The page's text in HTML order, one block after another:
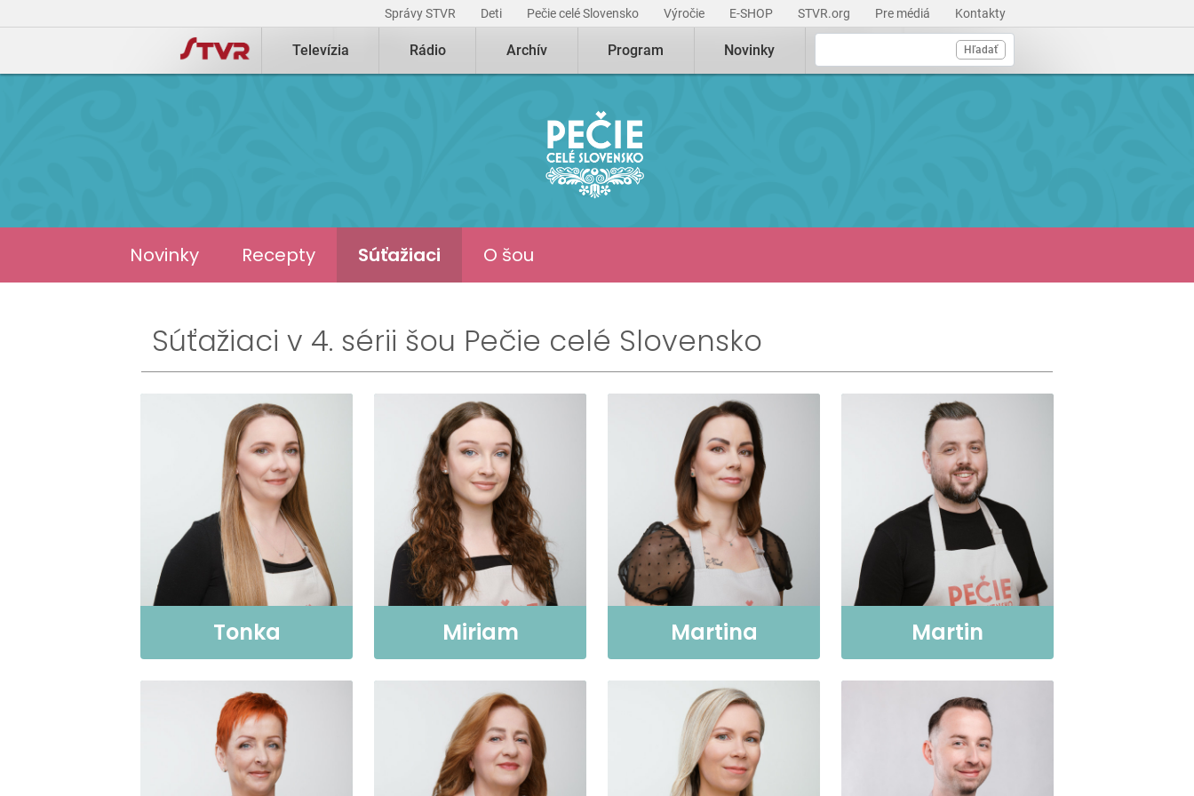
Správy STVR Deti Pečie celé Slovensko Výročie E-SHOP STVR.org Pre médiá Kontakty
Hľadať
Televízia Rádio Archív Program Novinky
Novinky Recepty Súťažiaci O šou
Súťažiaci v 4. sérii šou Pečie celé Slovensko
Tonka Miriam Martina Martin